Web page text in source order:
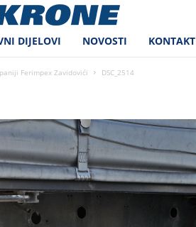
DIJELOVI NOVOSTI KONTAKT
Ferimpex Zavidovići DSC_2514